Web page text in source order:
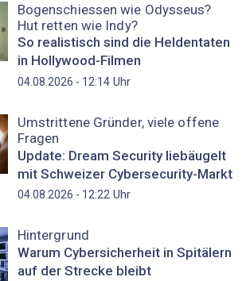
Bogenschiessen wie Odysseus?
Hut retten wie Indy?
So realistisch sind die Heldentaten
in Hollywood-Filmen
04.08.2026 - 12:14Uhr
Umstrittene Gründer, viele offene
Fragen
Update: Dream Security liebäugelt
mit Schweizer Cybersecurity-Markt
04.08.2026 - 12:22Uhr
Hintergrund
Warum Cybersicherheit in Spitälern
auf der Strecke bleibt